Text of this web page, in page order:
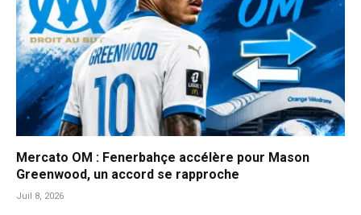
Mercato OM : Fenerbahçe accélère pour Mason
Greenwood, un accord se rapproche
Juil 8, 2026